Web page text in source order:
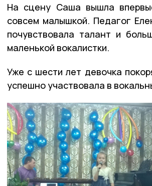
На сцену Саша вышла
совсем малышкой. Педагог
почувствовала талант и
маленькой вокалистки.
Уже с шести лет девочка
успешно участвовала в